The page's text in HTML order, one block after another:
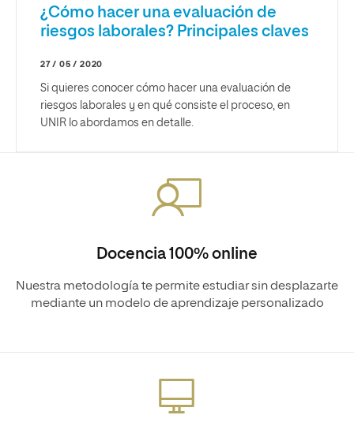
¿Cómo hacer una evaluación de
riesgos laborales? Principales claves
27 / 05 / 2020
Si quieres conocer cómo hacer una evaluación de
riesgos laborales y en qué consiste el proceso, en
UNIR lo abordamos en detalle.
Docencia 100% online
Nuestra metodología te permite estudiar sin desplazarte
mediante un modelo de aprendizaje personalizado